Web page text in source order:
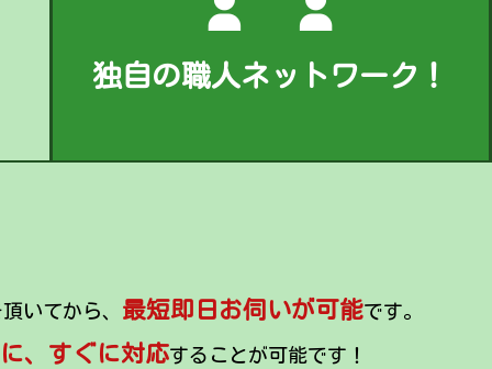
独自の職人ネットワーク！
いてから、 最短即日お伺いが可能です。
、すぐに対応することが可能です！